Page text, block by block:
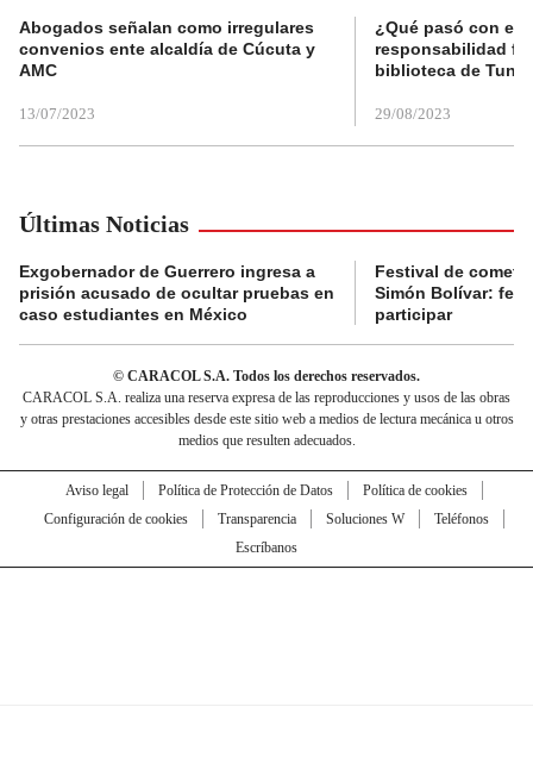
Abogados señalan como irregulares
convenios ente alcaldía de Cúcuta y
AMC
13/07/2023
¿Qué pasó con el
responsabilidad
biblioteca de
29/08/2023
Últimas Noticias
Exgobernador de Guerrero ingresa a
prisión acusado de ocultar pruebas en
caso estudiantes en México
Festival de
Simón Bolívar:
participar
© CARACOL S.A. Todos los derechos reservados.
CARACOL S.A. realiza una reserva expresa de las reproducciones y usos de las obras
y otras prestaciones accesibles desde este sitio web a medios de lectura mecánica u otros
medios que resulten adecuados.
Aviso legal Política de Protección de Datos
Política de cookies
Configuración de cookies
Transparencia Soluciones W
Teléfonos
Escríbanos